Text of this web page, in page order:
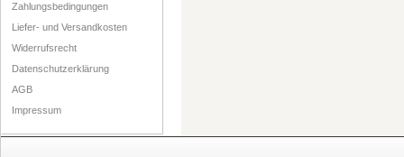
Zahlungsbedingungen
Liefer- und Versandkosten
Widerrufsrecht
Datenschutzerklärung
AGB
Impressum